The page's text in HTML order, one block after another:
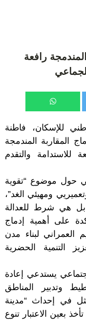
رافعة
للإسكان، فاطنة
المقاربة المندمجة
للاستدامة والتقدم
حول موضوع “تقوية
ومهيئي الغد”،
بل هي شرط للعدالة
على أهمية إدماج
العمراني لبناء مدن
التنمية الحضرية
يستدعي إعادة
وتدبير المناطق
في إحداث “مدينة
بعين الاعتبار تنوع